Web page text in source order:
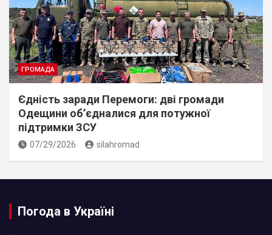
ГРОМАДА
Єдність заради Перемоги: дві громади
Одещини об’єдналися для потужної
підтримки ЗСУ
07/29/2026 silahromad
Погода в Україні